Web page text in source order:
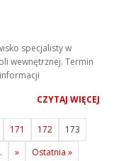
specjalisty w
wewnętrznej. Termin
CZYTAJ WIĘCEJ
171 172
173
» Ostatnia »